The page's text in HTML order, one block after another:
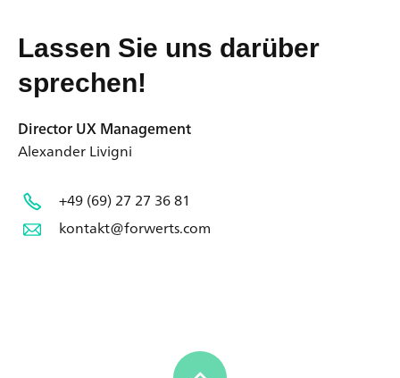
Lassen Sie uns darüber
sprechen!
Director UX Management
Alexander Livigni
+49 (69) 27 27 36 81
kontakt@forwerts.com